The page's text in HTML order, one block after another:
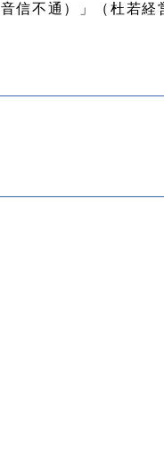
信不通）」（杜若